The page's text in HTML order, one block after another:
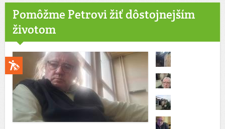
Pomôžme Petrovi žiť dôstojnejším
životom